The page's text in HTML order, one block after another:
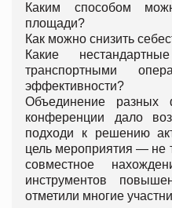
Каким способом
площади?
Как можно снизить
Какие
транспортными
эффективности?
Объединение
конференции дало
подходи к решению
цель мероприятия — не
совместное
инструментов
отметили многие